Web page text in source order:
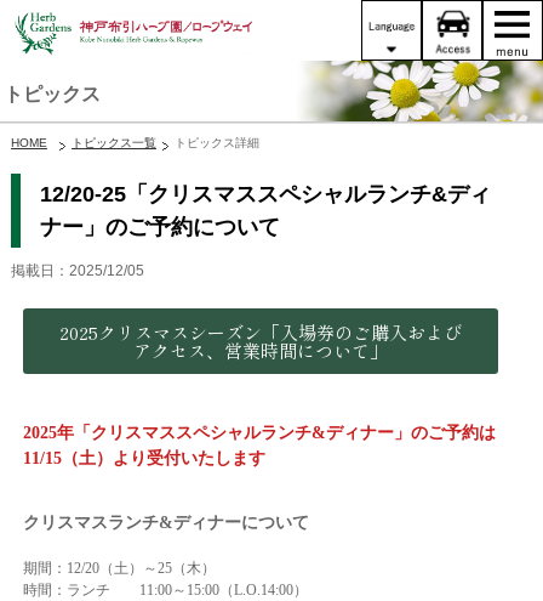
トピックス
HOME トピックス一覧 トピックス詳細
12/20-25「クリスマススペシャルランチ&ディ
ナー」のご予約について
掲載日：2025/12/05
2025クリスマスシーズン「入場券のご購入および
アクセス、営業時間について」
2025年「クリスマススペシャルランチ&ディナー」のご予約は
11/15（土）より受付いたします
クリスマスランチ&ディナーについて
期間：12/20（土）～25（木）
時間：ランチ 11:00～15:00（L.O.14:00）